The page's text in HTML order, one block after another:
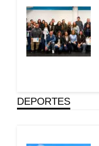
DEPORTES